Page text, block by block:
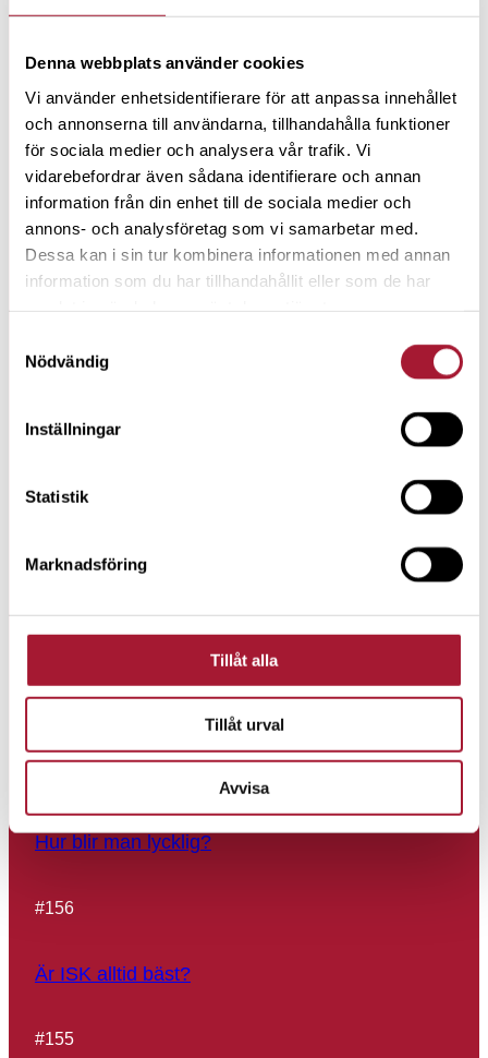
Denna webbplats använder cookies
Vi använder enhetsidentifierare för att anpassa innehållet
och annonserna till användarna, tillhandahålla funktioner
för sociala medier och analysera vår trafik. Vi
vidarebefordrar även sådana identifierare och annan
information från din enhet till de sociala medier och
annons- och analysföretag som vi samarbetar med.
Dessa kan i sin tur kombinera informationen med annan
information som du har tillhandahållit eller som de har
Nödvändig
Inställningar
Statistik
Marknadsföring
Tillåt alla
Tillåt urval
Avvisa
Sju skäl till varför LILIS-aktierna är bra
långsiktiga placeringar
#161
Så här blir du miljonär på din tjänstepension
ekonomipris till minne av Alfred Nobel
#159
Börsspaning 2025 – Buffett-indikator 200 %
#158
Undvik misstag – se över portföljen en gång per
Hur blir man lycklig?
#156
Är ISK alltid bäst?
#155